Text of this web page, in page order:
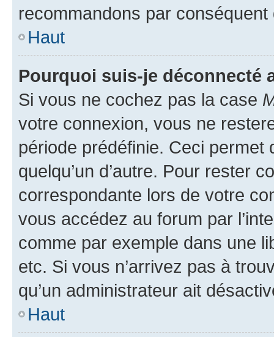
recommandons par conséquent
Haut
Pourquoi suis-je déconnecté
Si vous ne cochez pas la case
votre connexion, vous ne
période prédéfinie. Ceci permet
quelqu’un d’autre. Pour rester
correspondante lors de votre
vous accédez au forum par
comme par exemple dans une
etc. Si vous n’arrivez pas à
qu’un administrateur ait
Haut